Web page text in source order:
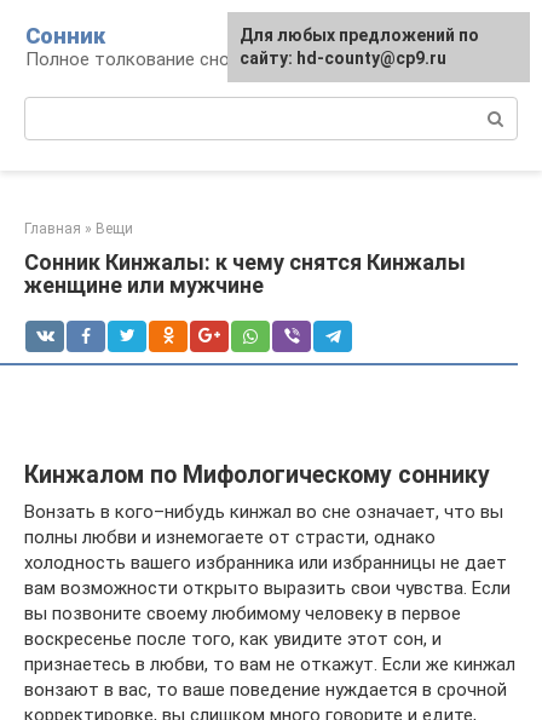
контенту
Сонник
Полное толкование снов
Главная » Вещи
Сонник Кинжалы: к чему снятся Кинжалы
женщине или мужчине
Кинжалом по Мифологическому соннику
Вонзать в кого–нибудь кинжал во сне означает, что вы
полны любви и изнемогаете от страсти, однако
холодность вашего избранника или избранницы не дает
вам возможности открыто выразить свои чувства. Если
вы позвоните своему любимому человеку в первое
воскресенье после того, как увидите этот сон, и
признаетесь в любви, то вам не откажут. Если же кинжал
вонзают в вас, то ваше поведение нуждается в срочной
корректировке, вы слишком много говорите и едите,
Для любых предложений по
сайту: hd-county@cp9.ru